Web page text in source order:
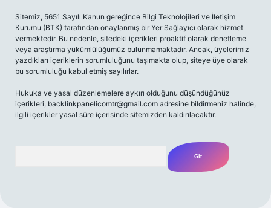
Sitemiz, 5651 Sayılı Kanun gereğince Bilgi Teknolojileri ve İletişim
Kurumu (BTK) tarafından onaylanmış bir Yer Sağlayıcı olarak hizmet
vermektedir. Bu nedenle, sitedeki içerikleri proaktif olarak denetleme
veya araştırma yükümlülüğümüz bulunmamaktadır. Ancak, üyelerimiz
yazdıkları içeriklerin sorumluluğunu taşımakta olup, siteye üye olarak
bu sorumluluğu kabul etmiş sayılırlar.
Hukuka ve yasal düzenlemelere aykırı olduğunu düşündüğünüz
içerikleri, backlinkpanelicomtr@gmail.com adresine bildirmeniz halinde,
ilgili içerikler yasal süre içerisinde sitemizden kaldırılacaktır.